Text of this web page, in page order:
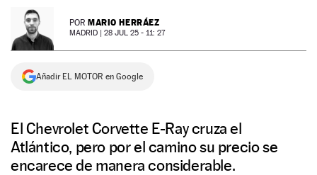
NEWSLETTER POR MARIO HERRÁEZ
MADRID | 28 JUL 25 - 11: 27
Añadir EL MOTOR en Google
El Chevrolet Corvette E-Ray cruza el
Atlántico, pero por el camino su precio se
encarece de manera considerable.